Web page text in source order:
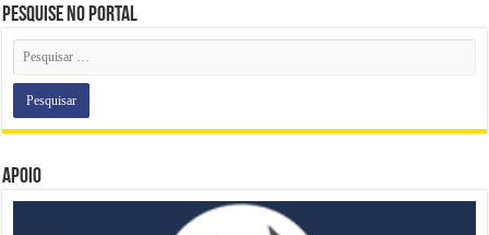
Pesquise no portal
Apoio